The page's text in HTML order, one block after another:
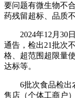
要问题有微生物不
药残留超标、品质
2024年12月30日
通告，检出21批次
格、超范围超限量
达标等。
6批次食品检出农
售店（个体工商户